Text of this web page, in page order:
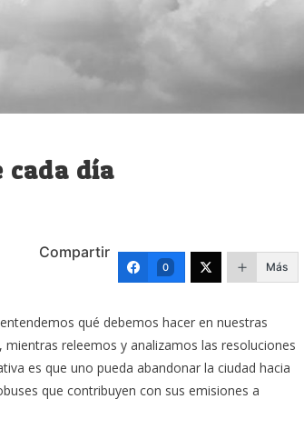
día
Compartir
0 Más
qué debemos hacer en nuestras
releemos y analizamos las resoluciones
es que uno pueda abandonar la ciudad hacia
que contribuyen con sus emisiones a